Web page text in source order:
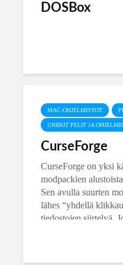
DOSBox
MAC-OHJELMISTOT
UNIIKIT PELIT JA
CurseForge
CurseForge on yksi
modpackien
Sen avulla suurten
lähes “yhdellä
tiedostojen siirtelyä.